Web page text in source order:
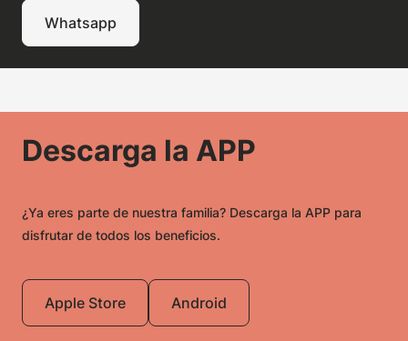
Whatsapp
Descarga la APP
¿Ya eres parte de nuestra familia? Descarga la APP para
disfrutar de todos los beneficios.
Apple Store Android